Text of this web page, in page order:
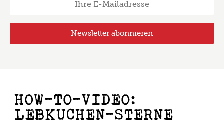
HOW-TO-VIDEO:
LEBKUCHEN-STERNE